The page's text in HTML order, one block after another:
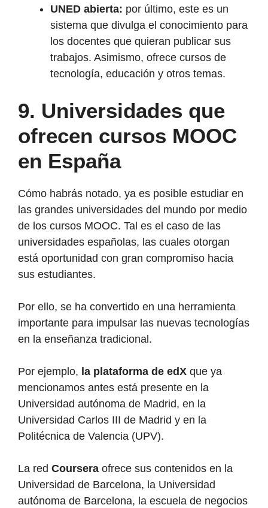
UNED abierta: por último, este es un
sistema que divulga el conocimiento para
los docentes que quieran publicar sus
trabajos. Asimismo, ofrece cursos de
tecnología, educación y otros temas.
9. Universidades que
ofrecen cursos MOOC
en España
Cómo habrás notado, ya es posible estudiar en
las grandes universidades del mundo por medio
de los cursos MOOC. Tal es el caso de las
universidades españolas, las cuales otorgan
está oportunidad con gran compromiso hacia
sus estudiantes.
Por ello, se ha convertido en una herramienta
importante para impulsar las nuevas tecnologías
en la enseñanza tradicional.
Por ejemplo, la plataforma de edX que ya
mencionamos antes está presente en la
Universidad autónoma de Madrid, en la
Universidad Carlos III de Madrid y en la
Politécnica de Valencia (UPV).
La red Coursera ofrece sus contenidos en la
Universidad de Barcelona, la Universidad
autónoma de Barcelona, la escuela de negocios